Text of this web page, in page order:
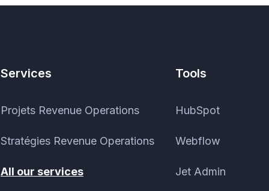
Services
Projets Revenue Operations
Stratégies Revenue Operations
All our services
Tools
HubSpot
Webflow
Jet Admin